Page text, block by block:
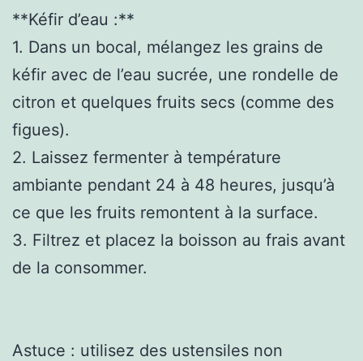
**Kéfir d’eau :**
1. Dans un bocal, mélangez les grains de
kéfir avec de l’eau sucrée, une rondelle de
citron et quelques fruits secs (comme des
figues).
2. Laissez fermenter à température
ambiante pendant 24 à 48 heures, jusqu’à
ce que les fruits remontent à la surface.
3. Filtrez et placez la boisson au frais avant
de la consommer.
Astuce : utilisez des ustensiles non